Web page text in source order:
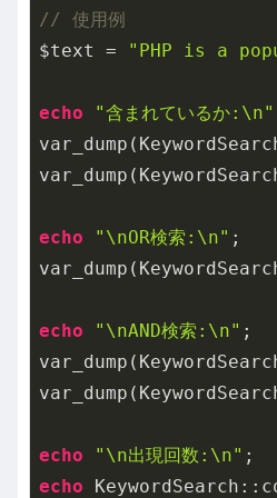
// 使用例
$text =
"PHP is a
echo "含まれているか:\n"
echo "\nOR検索:\n" ;
echo "\nAND検索:\n" ;
echo "\n出現回数:\n"
echo